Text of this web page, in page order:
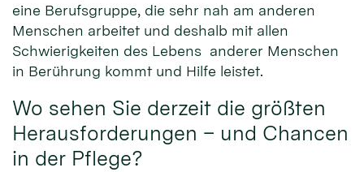
eine Berufsgruppe, die sehr nah am anderen
Menschen arbeitet und deshalb mit allen
Schwierigkeiten des Lebens anderer Menschen
in Berührung kommt und Hilfe leistet.
Wo sehen Sie derzeit die größten
Herausforderungen – und Chancen
in der Pflege?